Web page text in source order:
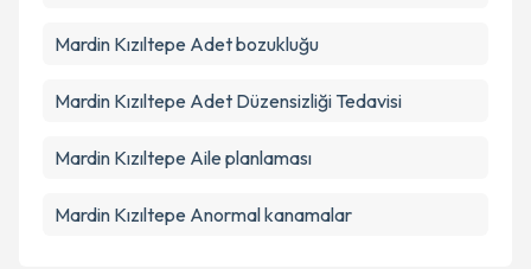
Mardin Kızıltepe Adet bozukluğu
Mardin Kızıltepe Adet Düzensizliği Tedavisi
Mardin Kızıltepe Aile planlaması
Mardin Kızıltepe Anormal kanamalar